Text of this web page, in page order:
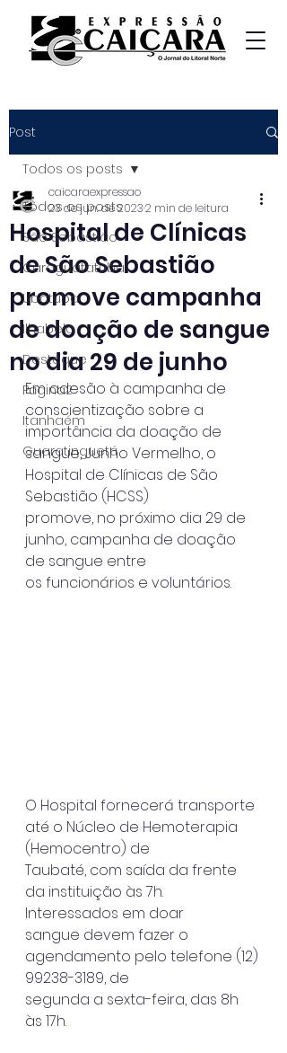
Post
Todos os posts
São Sebastião
Caraguatatuba
Ubatuba
Ilhabela
Destaque
Página2
Itanhaém
Guaratinguetá
Todos os posts
Hospital de Clínicas
de São Sebastião
promove campanha
de doação de sangue
no dia 29 de junho
caicaraexpressao
23 de jun. de 20232 min de leitura
Em adesão à campanha de
conscientização sobre a
importância da doação de
sangue, Junho Vermelho, o
Hospital de Clínicas de São
Sebastião (HCSS)
promove, no próximo dia 29 de
junho, campanha de doação
de sangue entre
os funcionários e voluntários.
O Hospital fornecerá transporte
até o Núcleo de Hemoterapia
(Hemocentro) de
Taubaté, com saída da frente
da instituição às 7h.
Interessados em doar
sangue devem fazer o
agendamento pelo telefone (12)
99238-3189, de
segunda a sexta-feira, das 8h
às 17h.